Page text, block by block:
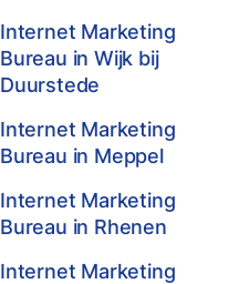
Internet Marketing
Bureau in Wijk bij
Duurstede
Internet Marketing
Bureau in Meppel
Internet Marketing
Bureau in Rhenen
Internet Marketing